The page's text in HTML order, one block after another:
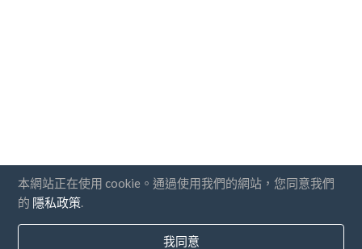
本網站正在使用 cookie。通過使用我們的網站，您同意我們
的 隱私政策
我同意